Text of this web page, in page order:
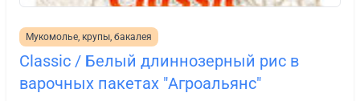
Мукомолье, крупы, бакалея
Classic / Белый длиннозерный рис в
варочных пакетах "Агроальянс"